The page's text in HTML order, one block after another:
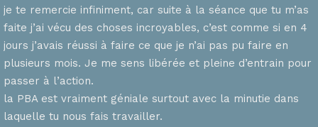
je te remercie infiniment, car suite à la séance que tu m’as
faite j’ai vécu des choses incroyables, c’est comme si en 4
jours j’avais réussi à faire ce que je n’ai pas pu faire en
plusieurs mois. Je me sens libérée et pleine d’entrain pour
passer à l’action.
la PBA est vraiment géniale surtout avec la minutie dans
laquelle tu nous fais travailler.